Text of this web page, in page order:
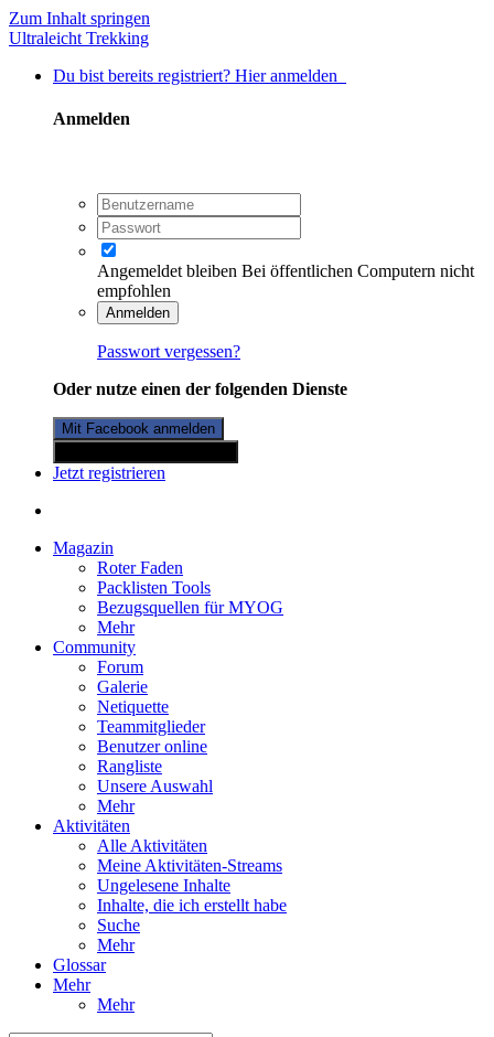
Zum Inhalt springen
Ultraleicht Trekking
Du bist bereits registriert? Hier anmelden
Anmelden
Angemeldet bleiben Bei öffentlichen Computern nicht
empfohlen
Anmelden
Passwort vergessen?
Oder nutze einen der folgenden Dienste
Mit Facebook anmelden
Jetzt registrieren
Magazin
Roter Faden
Packlisten Tools
Bezugsquellen für MYOG
Mehr
Community
Forum
Galerie
Netiquette
Teammitglieder
Benutzer online
Rangliste
Unsere Auswahl
Mehr
Aktivitäten
Alle Aktivitäten
Meine Aktivitäten-Streams
Ungelesene Inhalte
Inhalte, die ich erstellt habe
Suche
Mehr
Glossar
Mehr
Mehr